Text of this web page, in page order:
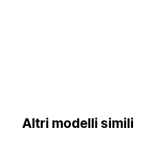
Altri modelli simili